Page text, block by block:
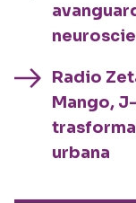
Radio
Mango,
urbana